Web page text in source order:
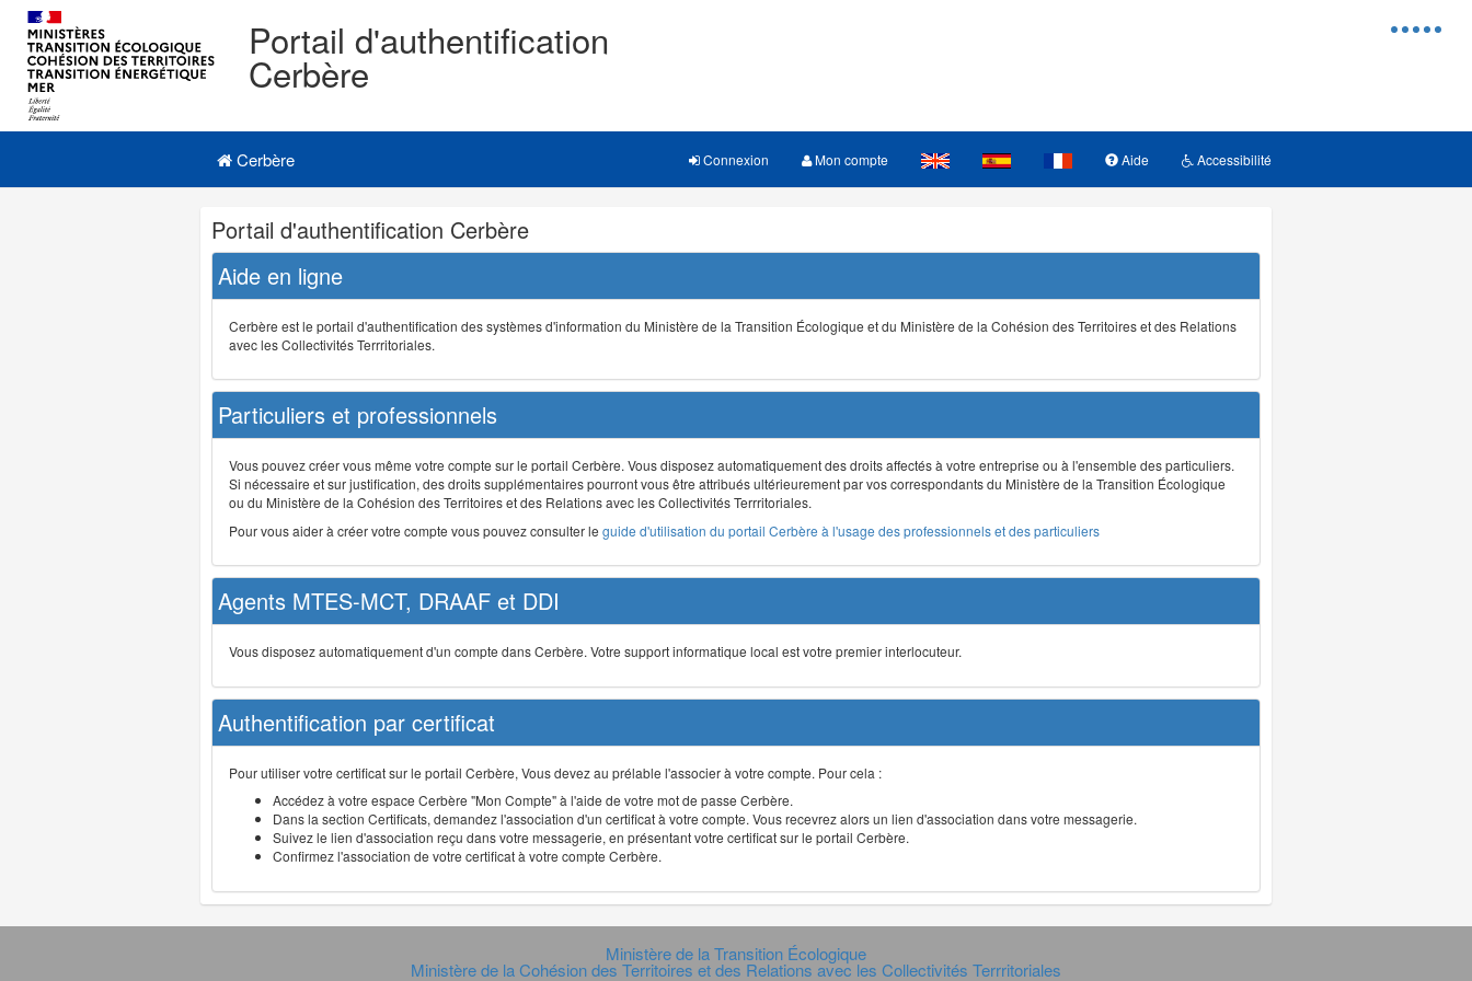
Menu
Portail d'authentification
Cerbère
Navigation
Menu principal
Cerbère Connexion Mon compte Aide Accessibilité
Navigation
et
outils
annexes
Portail d'authentification Cerbère
Aide en ligne
Cerbère est le portail d'authentification des systèmes d'information du Ministère de la Transition Écologique et du Ministère de la Cohésion des Territoires et des Relations
avec les Collectivités Terrritoriales.
Particuliers et professionnels
Vous pouvez créer vous même votre compte sur le portail Cerbère. Vous disposez automatiquement des droits affectés à votre entreprise ou à l'ensemble des particuliers.
Si nécessaire et sur justification, des droits supplémentaires pourront vous être attribués ultérieurement par vos correspondants du Ministère de la Transition Écologique
ou du Ministère de la Cohésion des Territoires et des Relations avec les Collectivités Terrritoriales.
Pour vous aider à créer votre compte vous pouvez consulter le guide d'utilisation du portail Cerbère à l'usage des professionnels et des particuliers
Agents MTES-MCT, DRAAF et DDI
Vous disposez automatiquement d'un compte dans Cerbère. Votre support informatique local est votre premier interlocuteur.
Authentification par certificat
Pour utiliser votre certificat sur le portail Cerbère, Vous devez au prélable l'associer à votre compte. Pour cela :
Accédez à votre espace Cerbère "Mon Compte" à l'aide de votre mot de passe Cerbère.
Dans la section Certificats, demandez l'association d'un certificat à votre compte. Vous recevrez alors un lien d'association dans votre messagerie.
Suivez le lien d'association reçu dans votre messagerie, en présentant votre certificat sur le portail Cerbère.
Confirmez l'association de votre certificat à votre compte Cerbère.
Ministère de la Transition Écologique
Ministère de la Cohésion des Territoires et des Relations avec les Collectivités Terrritoriales